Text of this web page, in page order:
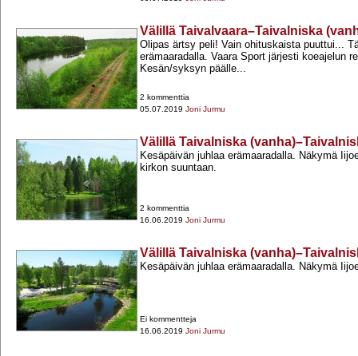
Välillä Taivalvaara–Taivalniska
Olipas ärtsy peli! Vain ohituskaista puuttui...
erämaaradalla. Vaara Sport järjesti koeajelun
Kesän/syksyn päälle...
2 kommenttia
05.07.2019 Joni Jurmu
Välillä Taivalniska
Kesäpäivän juhlaa erämaaradalla. Näkymä
kirkon suuntaan.
2 kommenttia
16.06.2019 Joni Jurmu
Välillä Taivalniska
Kesäpäivän juhlaa erämaaradalla. Näkymä
Ei kommentteja
16.06.2019 Joni Jurmu